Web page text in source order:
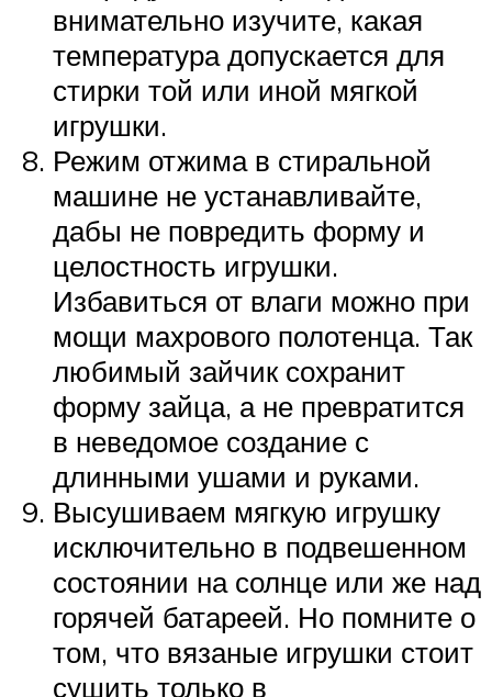
внимательно изучите, какая
температура допускается для
стирки той или иной мягкой
игрушки.
Режим отжима в стиральной
машине не устанавливайте,
дабы не повредить форму и
целостность игрушки.
Избавиться от влаги можно при
мощи махрового полотенца. Так
любимый зайчик сохранит
форму зайца, а не превратится
в неведомое создание с
длинными ушами и руками.
Высушиваем мягкую игрушку
исключительно в подвешенном
состоянии на солнце или же над
горячей батареей. Но помните о
том, что вязаные игрушки стоит
сушить только в